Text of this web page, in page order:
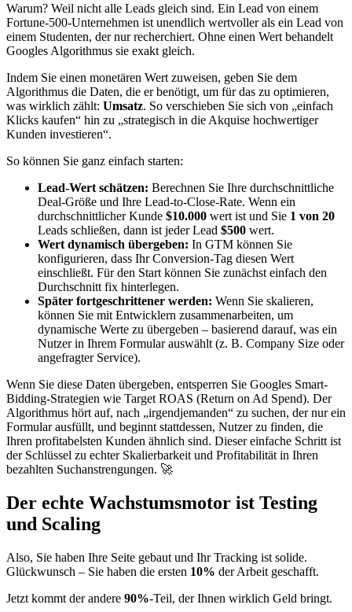
Warum? Weil nicht alle Leads gleich sind. Ein Lead von einem
Fortune-500-Unternehmen ist unendlich wertvoller als ein Lead von
einem Studenten, der nur recherchiert. Ohne einen Wert behandelt
Googles Algorithmus sie exakt gleich.
Indem Sie einen monetären Wert zuweisen, geben Sie dem
Algorithmus die Daten, die er benötigt, um für das zu optimieren,
was wirklich zählt: Umsatz. So verschieben Sie sich von „einfach
Klicks kaufen“ hin zu „strategisch in die Akquise hochwertiger
Kunden investieren“.
So können Sie ganz einfach starten:
Lead-Wert schätzen: Berechnen Sie Ihre durchschnittliche
Deal-Größe und Ihre Lead-to-Close-Rate. Wenn ein
durchschnittlicher Kunde $10.000 wert ist und Sie 1 von 20
Leads schließen, dann ist jeder Lead $500 wert.
Wert dynamisch übergeben: In GTM können Sie
konfigurieren, dass Ihr Conversion-Tag diesen Wert
einschließt. Für den Start können Sie zunächst einfach den
Durchschnitt fix hinterlegen.
Später fortgeschrittener werden: Wenn Sie skalieren,
können Sie mit Entwicklern zusammenarbeiten, um
dynamische Werte zu übergeben – basierend darauf, was ein
Nutzer in Ihrem Formular auswählt (z. B. Company Size oder
angefragter Service).
Wenn Sie diese Daten übergeben, entsperren Sie Googles Smart-
Bidding-Strategien wie Target ROAS (Return on Ad Spend). Der
Algorithmus hört auf, nach „irgendjemanden“ zu suchen, der nur ein
Formular ausfüllt, und beginnt stattdessen, Nutzer zu finden, die
Ihren profitabelsten Kunden ähnlich sind. Dieser einfache Schritt ist
der Schlüssel zu echter Skalierbarkeit und Profitabilität in Ihren
bezahlten Suchanstrengungen. 🚀
Der echte Wachstumsmotor ist Testing
und Scaling
Also, Sie haben Ihre Seite gebaut und Ihr Tracking ist solide.
Glückwunsch – Sie haben die ersten 10% der Arbeit geschafft.
Jetzt kommt der andere 90%-Teil, der Ihnen wirklich Geld bringt.